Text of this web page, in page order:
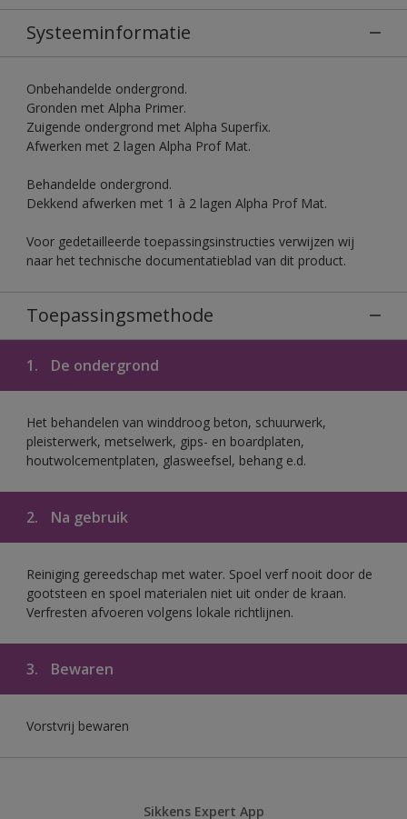
Systeeminformatie
Onbehandelde ondergrond.
Gronden met Alpha Primer.
Zuigende ondergrond met Alpha Superfix.
Afwerken met 2 lagen Alpha Prof Mat.
Behandelde ondergrond.
Dekkend afwerken met 1 à 2 lagen Alpha Prof Mat.
Voor gedetailleerde toepassingsinstructies verwijzen wij
naar het technische documentatieblad van dit product.
Toepassingsmethode
1. De ondergrond
Het behandelen van winddroog beton, schuurwerk,
pleisterwerk, metselwerk, gips- en boardplaten,
houtwolcementplaten, glasweefsel, behang e.d.
2. Na gebruik
Reiniging gereedschap met water. Spoel verf nooit door de
gootsteen en spoel materialen niet uit onder de kraan.
Verfresten afvoeren volgens lokale richtlijnen.
3. Bewaren
Vorstvrij bewaren
Sikkens Expert App